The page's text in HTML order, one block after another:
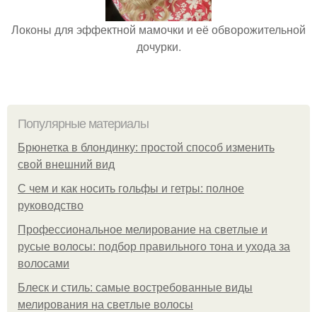
Локоны для эффектной мамочки и её обворожительной
дочурки.
Популярные материалы
Брюнетка в блондинку: простой способ изменить
свой внешний вид
С чем и как носить гольфы и гетры: полное
руководство
Профессиональное мелирование на светлые и
русые волосы: подбор правильного тона и ухода за
волосами
Блеск и стиль: самые востребованные виды
мелирования на светлые волосы